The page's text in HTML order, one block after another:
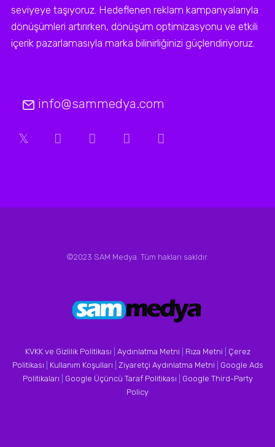
seviyeye taşıyoruz. Hedeflenen reklam kampanyalarıyla
dönüşümleri artırırken, dönüşüm optimizasyonu ve etkili
içerik pazarlamasıyla marka bilinirliğinizi güçlendiriyoruz.
info@sammedya.com
©2023 SAM Medya. Tüm hakları sakldır.
KVKK ve Gizlilik Politikası Aydınlatma Metni Rıza Metni
Çerez
Politikası
Kullanım Koşulları Ziyaretçi Aydınlatma Metni
Google Ads
Politikaları
Google Üçüncü Taraf Politikası
Google Third-Party
Policy